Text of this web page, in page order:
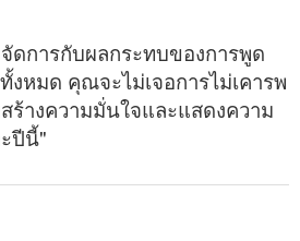
ดการกับผลกระทบของการพูด
หมด คุณจะไม่เจอการไม่เคารพ
ร้างความมั่นใจและแสดงความ
ปีนี้"